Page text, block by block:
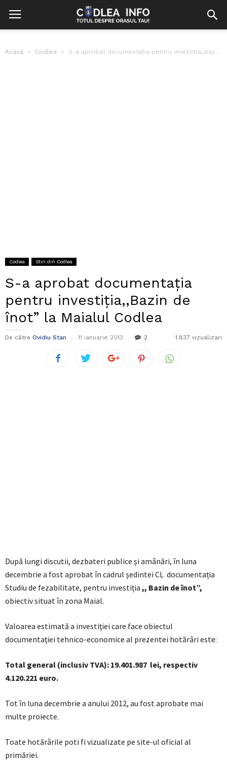
Acasă Codlea S-a aprobat documentația pentru investiția,,Bazin de înot” la Maialul Codlea
Codlea Stiri din Codlea
S-a aprobat documentația
pentru investiția,,Bazin de
înot” la Maialul Codlea
De către Ovidiu Stan 11 ianuarie 2013 2 1.837 vizualizari
După lungi discutii, dezbateri publice și amânări, în luna
decembrie a fost aprobat în cadrul ședintei CL documentația
Studiu de fezabilitate, pentru investiția ,, Bazin de înot”,
obiectiv situat în zona Maial.
Valoarea estimată a investiţiei care face obiectul
documentaţiei tehnico-economice al prezentei hotărâri este:
Total general (inclusiv TVA): 19.401.987 lei, respectiv
4.120.221 euro.
Tot în luna decembrie a anului 2012, au fost aprobate mai
multe proiecte.
Toate hotărârile poti fi vizualizate pe site-ul oficial al
primăriei.